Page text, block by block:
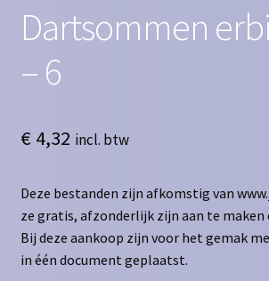
Dartsommen
– 6
€4,32 incl. btw
Deze bestanden zijn afkomstig van
ze gratis, afzonderlijk zijn aan te maken
Bij deze aankoop zijn voor het gemak
in één document geplaatst.